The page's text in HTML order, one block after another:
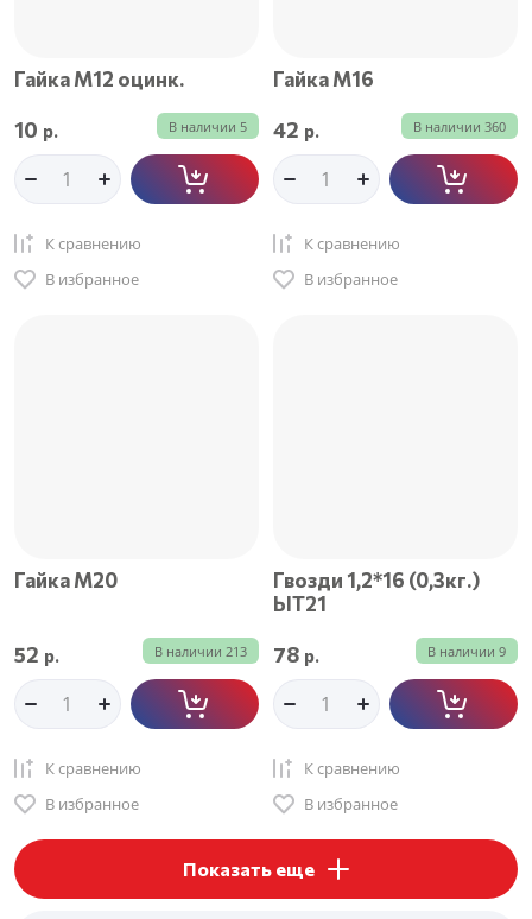
Гайка М12 оцинк.
В наличии 5
10 р.
К сравнению
В избранное
Гайка М16
В наличии 360
42 р.
К сравнению
В избранное
Гайка М20
В наличии 213
52 р.
К сравнению
В избранное
Гвозди 1,2*16 (0,3кг.)
ЫТ21
В наличии 9
78 р.
К сравнению
В избранное
Показать еще